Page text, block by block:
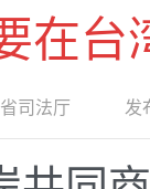
在台
司法厅 发